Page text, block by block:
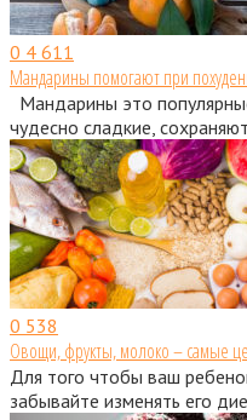
0 4 611
Мандарины помогают при
Мандарины это
чудесно сладкие,
0 538
Овощи, фрукты, молоко – самые
Для того чтобы ваш
забывайте изменять его